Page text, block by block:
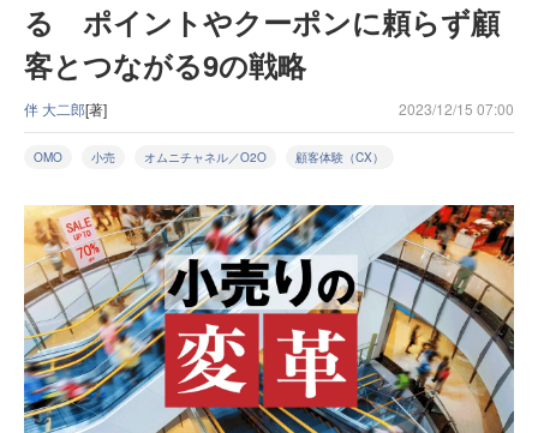
る ポイントやクーポンに頼らず顧
客とつながる9の戦略
伴 大二郎[著] 2023/12/15 07:00
OMO 小売 オムニチャネル／O2O 顧客体験（CX）